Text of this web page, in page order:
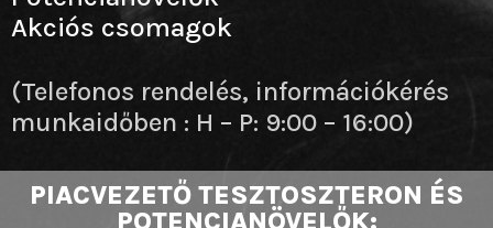
PIACVEZETŐ TESZTOSZTERON ÉS
POTENCIANÖVELŐK:
Akciós csomagok
(Telefonos rendelés, információkérés
munkaidőben : H – P: 9:00 – 16:00)